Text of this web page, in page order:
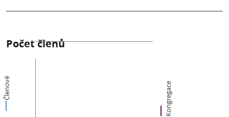
Počet členů
Členové Kongregace